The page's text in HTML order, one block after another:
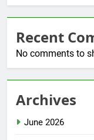
Recent
No comments to
Archives
June 2026